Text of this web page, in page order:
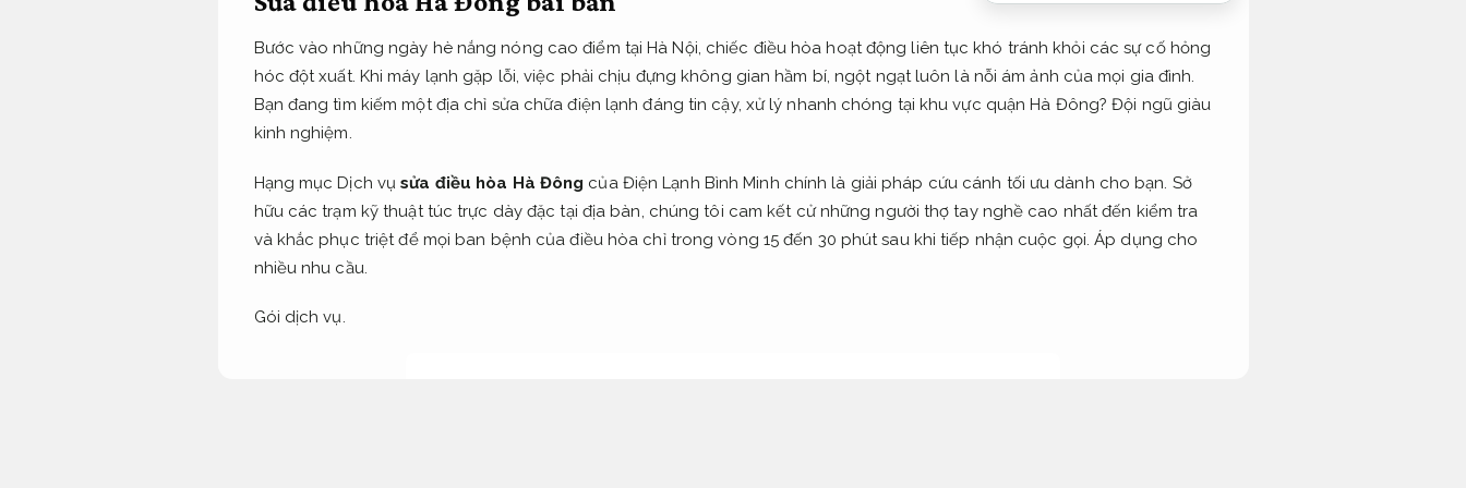
Bước vào những ngày hè nắng nóng cao điểm tại Hà Nội, chiếc điều hòa hoạt động liên tục khó tránh khỏi các sự cố hỏng
hóc đột xuất. Khi máy lạnh gặp lỗi, việc phải chịu đựng không gian hầm bí, ngột ngạt luôn là nỗi ám ảnh của mọi gia đình.
Bạn đang tìm kiếm một địa chỉ sửa chữa điện lạnh đáng tin cậy, xử lý nhanh chóng tại khu vực quận Hà Đông?Đội ngũ giàu
kinh nghiệm.
Hạng mục Dịch vụsửa điều hòa Hà Đông của Điện Lạnh Bình Minh chính là giải pháp cứu cánh tối ưu dành cho bạn. Sở
hữu các trạm kỹ thuật túc trực dày đặc tại địa bàn, chúng tôi cam kết cử những người thợ tay nghề cao nhất đến kiểm tra
và khắc phục triệt để mọi ban bệnh của điều hòa chỉ trong vòng 15 đến 30 phút sau khi tiếp nhận cuộc gọi.Áp dụng cho
nhiều nhu cầu.
Gói dịch vụ.